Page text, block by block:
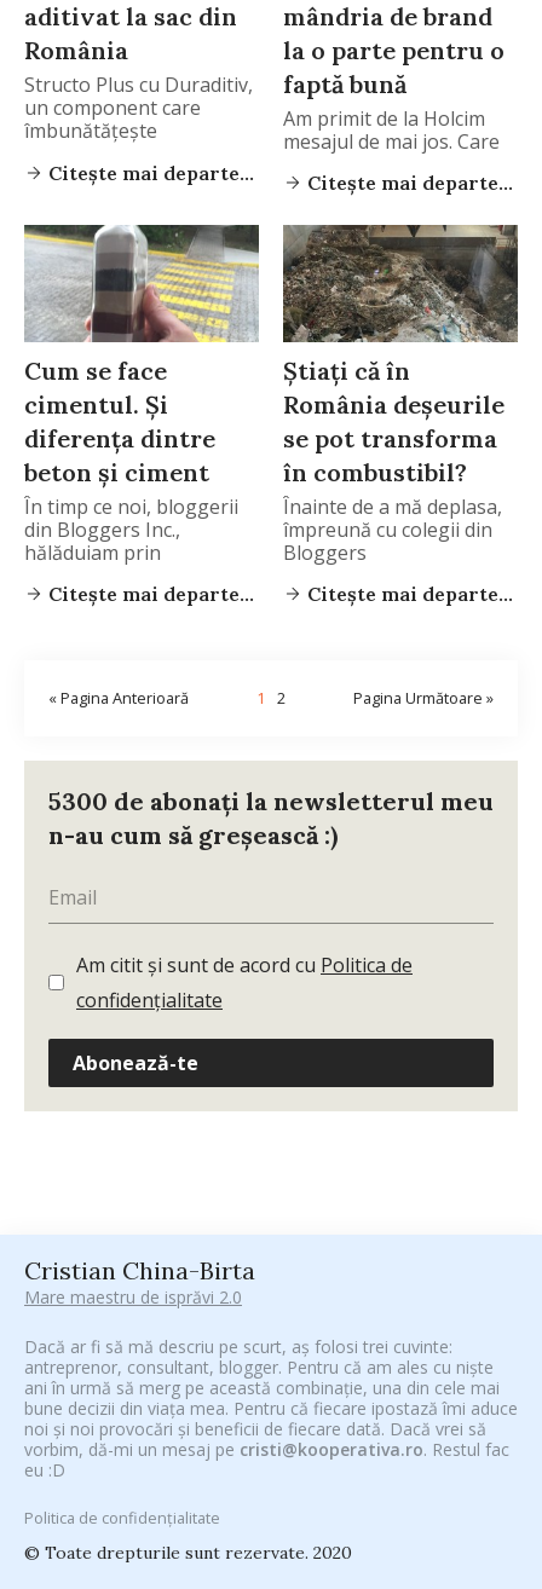
aditivat la sac din
România
Structo Plus cu Duraditiv,
un component care
îmbunătățește
Citește mai departe...
mândria de brand
la o parte pentru o
faptă bună
Am primit de la Holcim
mesajul de mai jos. Care
Citește mai departe...
Cum se face
cimentul. Și
diferența dintre
beton și ciment
În timp ce noi, bloggerii
din Bloggers Inc.,
hălăduiam prin
Citește mai departe...
Știați că în
România deșeurile
se pot transforma
în combustibil?
Înainte de a mă deplasa,
împreună cu colegii din
Bloggers
Citește mai departe...
« Pagina Anterioară 1 2 Pagina Următoare »
5300 de abonați la newsletterul meu
n-au cum să greșească :)
Am citit și sunt de acord cu Politica de
confidențialitate
Abonează-te
Cristian China-Birta
Mare maestru de isprăvi 2.0
Dacă ar fi să mă descriu pe scurt, aș folosi trei cuvinte:
antreprenor, consultant, blogger. Pentru că am ales cu niște
ani în urmă să merg pe această combinație, una din cele mai
bune decizii din viața mea. Pentru că fiecare ipostază îmi aduce
noi și noi provocări și beneficii de fiecare dată. Dacă vrei să
vorbim, dă-mi un mesaj pe cristi@kooperativa.ro. Restul fac
eu :D
Politica de confidențialitate
© Toate drepturile sunt rezervate. 2020